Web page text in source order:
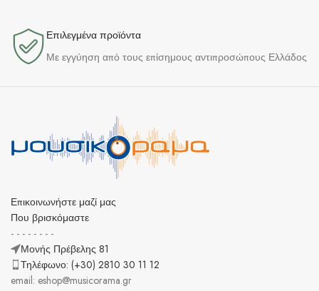
Επιλεγμένα προϊόντα​
Με εγγύηση από τους επίσημους αντιπροσώπους Ελλάδος
Επικοινωνήστε μαζί μας
Που βρισκόμαστε
- - - - - - - -
Μονής Πρέβελης 81
Τηλέφωνο: (+30) 2810 30 11 12
email: eshop@musicorama.gr